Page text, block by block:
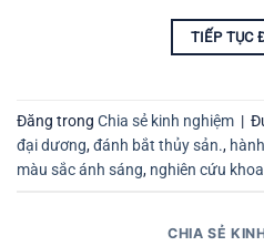
TIẾP TỤC
Đăng trong Chia sẻ kinh nghiệm |
đại dương,đánh bắt thủy sản.,
màu sắc ánh sáng, nghiên cứu
CHIA SẺ